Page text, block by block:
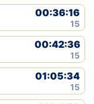
00:36:16
15
00:42:36
15
01:05:34
15